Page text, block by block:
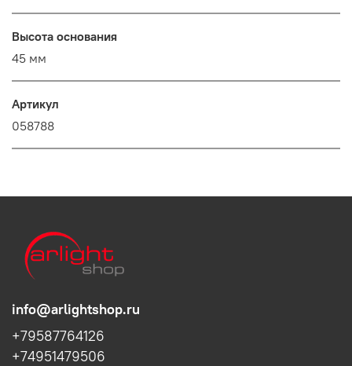
Высота основания
45 мм
Артикул
058788
info@arlightshop.ru
+79587764126
+74951479506